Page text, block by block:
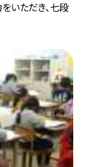
いただき、七段